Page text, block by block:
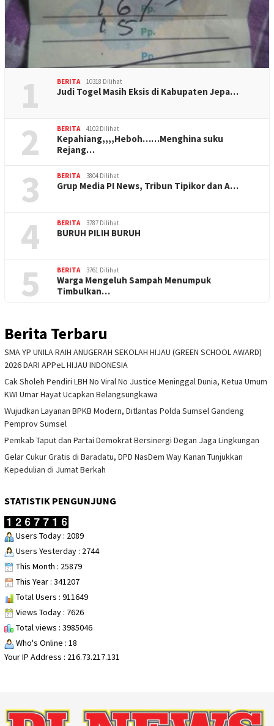
1 BERITA 10318 Dilihat
Judi Togel Masih Eksis di Kabupaten Jepa…
2 BERITA 4102 Dilihat
Kepahiang,,,,Heboh……Menghina suku
Rejang…
3 BERITA 3804 Dilihat
Grup Media PI News, Tribun Tipikor dan A…
4 BERITA 3787 Dilihat
BURUH PILIH BURUH
5 BERITA 3761 Dilihat
Warga Mengeluh Sampah Menumpuk
Timbulkan…
Berita Terbaru
SMA YP UNILA RAIH ANUGERAH SEKOLAH HIJAU (GREEN SCHOOL AWARD)
2026 DARI APPeL HIJAU INDONESIA
Cak Sholeh Pendiri LBH No Viral No Justice Meninggal Dunia, Ketua Umum
KWI Umar Hayat Ucapkan Belangsungkawa
Wujudkan Layanan BPKB Modern, Ditlantas Polda Sumsel Gandeng
Pemprov Sumsel
Pemkab Taput dan Partai Demokrat Bersinergi Degan Jaga Lingkungan
Gelar Cukur Gratis di Baradatu, DPD NasDem Way Kanan Tunjukkan
Kepedulian di Jumat Berkah
STATISTIK PENGUNJUNG
Users Today : 2089
Users Yesterday : 2744
This Month : 25879
This Year : 341207
Total Users : 911649
Views Today : 7626
Total views : 3985046
Who's Online : 18
Your IP Address : 216.73.217.131